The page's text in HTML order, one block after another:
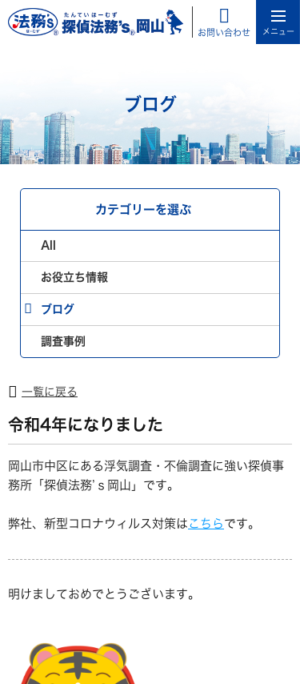
お問い合わせ
ブログ
カテゴリーを選ぶ
All
お役立ち情報
ブログ
調査事例
一覧に戻る
令和4年になりました
岡山市中区にある浮気調査・不倫調査に強い探偵事
務所「探偵法務’ｓ岡山」です。
弊社、新型コロナウィルス対策は こちら です。
明けましておめでとうございます。